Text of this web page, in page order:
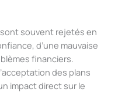
souvent rejetés en
d’une mauvaise
financiers.
des plans
impact direct sur le